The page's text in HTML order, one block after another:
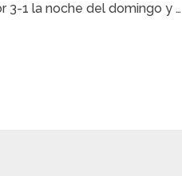
3-1 la noche del domingo y …